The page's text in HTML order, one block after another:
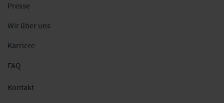
Presse
Wir über uns
Karriere
FAQ
Kontakt